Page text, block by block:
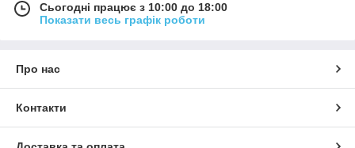
Сьогодні працює з 10:00 до 18:00
Показати весь графік роботи
Про нас
Контакти